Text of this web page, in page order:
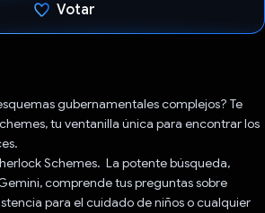
Votar
gubernamentales complejos? Te
tu ventanilla única para encontrar los
Schemes. ️ La potente búsqueda,
comprende tus preguntas sobre
para el cuidado de niños o cualquier